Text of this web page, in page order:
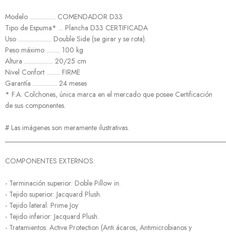
Modelo ................. COMENDADOR D33
Tipo de Espuma* ... Plancha D33 CERTIFICADA
Uso ...................... Double Side (se girar y se rota).
Peso máximo ......... 100 kg
Altura ................... 20/25 cm
Nivel Confort ......... FIRME
Garantía ................ 24 meses
* F.A. Colchones, única marca en el mercado que posee Certificación
de sus componentes.
# Las imágenes son meramente ilustrativas.
COMPONENTES EXTERNOS:
- Terminación superior: Doble Pillow in.
- Tejido superior: Jacquard Plush.
- Tejido lateral: Prime Joy
- Tejido inferior: Jacquard Plush.
- Tratamientos: Active Protection (Anti ácaros, Antimicrobianos y